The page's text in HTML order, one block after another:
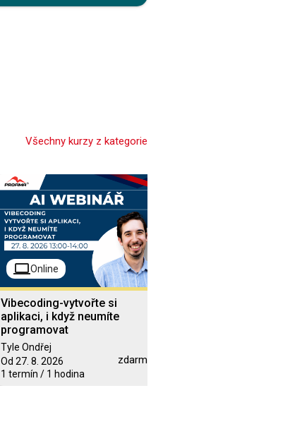
Všechny kurzy z kategorie
computerOnline
Vibecoding-vytvořte si
aplikaci, i když neumíte
programovat
Tyle Ondřej
Od 27. 8. 2026
1 termín / 1 hodina
zdarma